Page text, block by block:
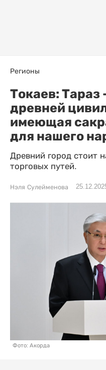
Регионы
Токаев: Тараз
древней
имеющая
для нашего
Древний город стоит
торговых путей.
Нэля Сулейменова
Фото: Акорда